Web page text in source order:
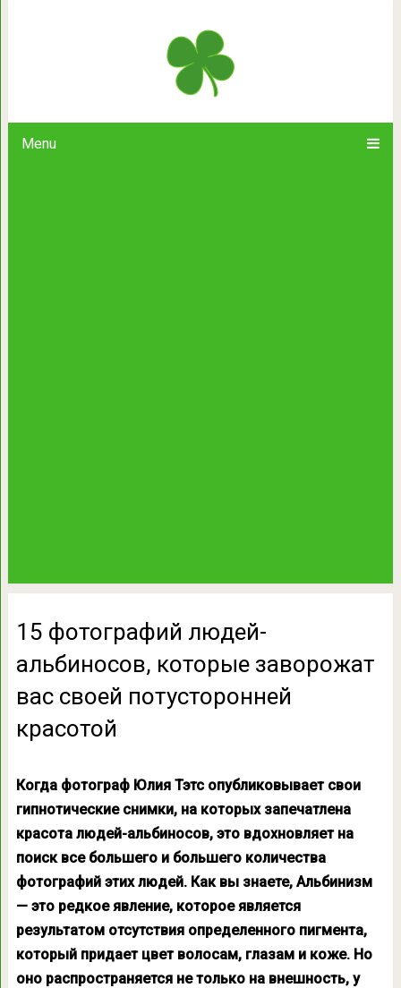
Menu
15 фотографий людей-альбиносов,
15 фотографий людей-
альбиносов, которые заворожат
вас своей потусторонней
красотой
Когда фотограф Юлия Тэтс опубликовывает свои
гипнотические снимки, на которых запечатлена
красота людей-альбиносов, это вдохновляет на
поиск все большего и большего количества
фотографий этих людей. Как вы знаете, Альбинизм
— это редкое явление, которое является
результатом отсутствия определенного пигмента,
который придает цвет волосам, глазам и коже. Но
оно распространяется не только на внешность, у